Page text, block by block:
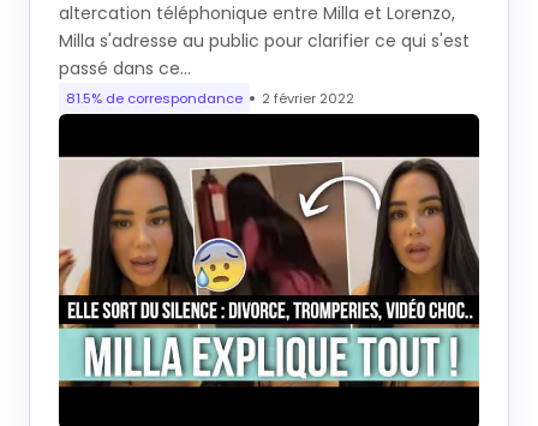
altercation téléphonique entre Milla et Lorenzo,
Milla s'adresse au public pour clarifier ce qui s'est
passé dans ce…
81.5% de correspondance 2 février 2022